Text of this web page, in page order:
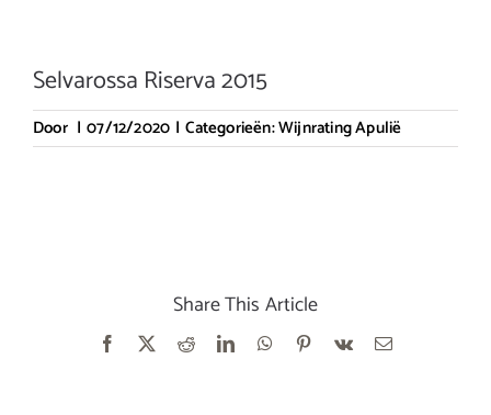
Selvarossa Riserva 2015
Door | 07/12/2020 | Categorieën:Wijnrating Apulië
Share This Article
Facebook RedditLinkedInWhatsApp
Pinterest
Vk
E-